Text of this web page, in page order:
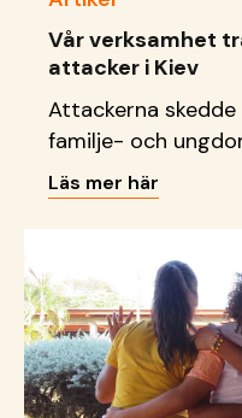
Vår verksamhet
attacker i Kiev
Attackerna
familje- och
tar emot barn,
Läs mer här